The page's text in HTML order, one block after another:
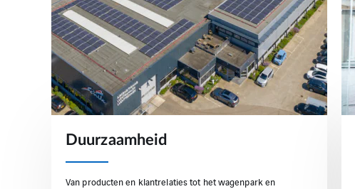
Duurzaamheid
Van producten en klantrelaties tot het wagenpark en